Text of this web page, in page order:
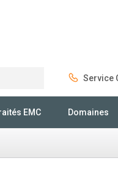
Service
EMC Domaines